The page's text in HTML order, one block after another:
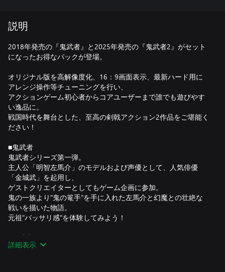
説明
2018年発売の『鬼武者』と2025年発売の『鬼武者2』がセット
になったお得なパックが登場。
オリジナル版を高解像度化、16：9画面表示、最新ハード用に
アレンジ操作等チューニングを行い、
アクションゲーム初心者からコアユーザーまで誰でも遊びやす
い逸品に。
戦国時代を舞台とした、至高の剣戟アクション2作品をご堪能く
ださい！
■鬼武者
鬼武者シリーズ第一弾。
主人公「明智左馬介」のモデルおよび声優として、人気俳優
「金城武」を起用し、
ゲストクリエイターとしてもゲーム企画に参加。
鬼の一族より"鬼の篭手"を手に入れた左馬介と幻魔との壮絶な
戦いを描いた物語。
元祖"バッサリ感"を体験してみよう！
■鬼武者2
鬼武者シリーズ第二弾。
詳細表示